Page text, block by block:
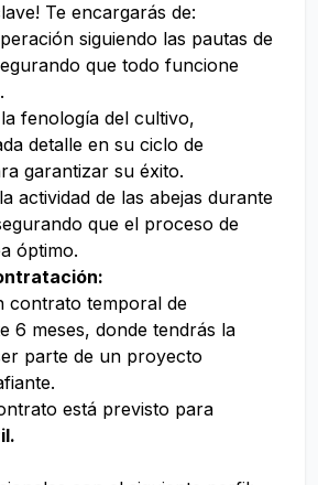
Te encargarás de:
siguiendo las pautas de
que todo funcione
fenología del cultivo,
detalle en su ciclo de
garantizar su éxito.
actividad de las abejas durante
que el proceso de
óptimo.
contrato temporal de
6 meses, donde tendrás la
parte de un proyecto
está previsto para